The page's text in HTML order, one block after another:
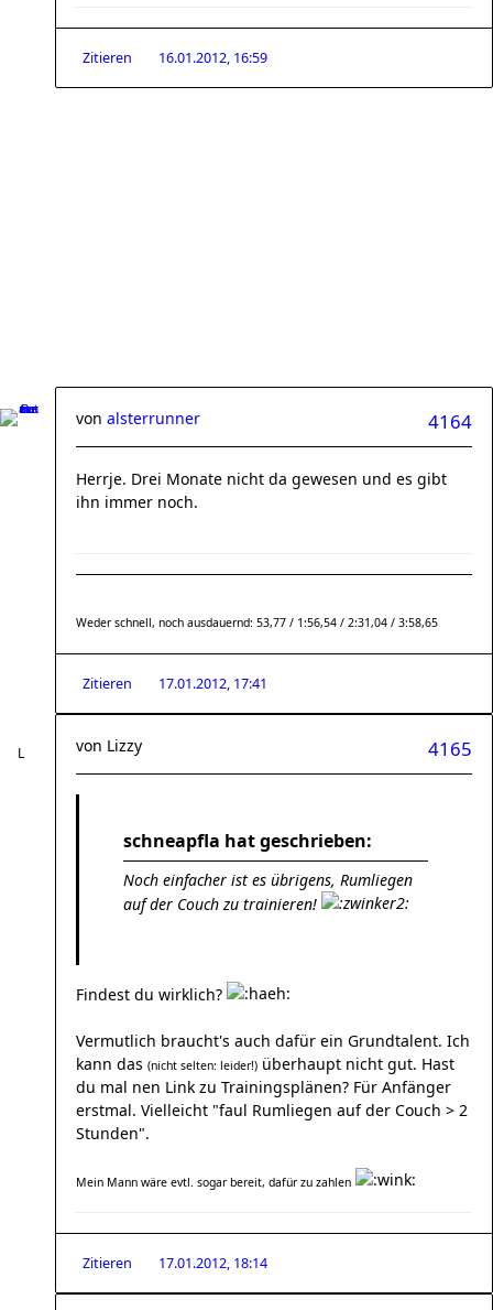
Zitieren 16.01.2012, 16:59
4164
von alsterrunner
Herrje. Drei Monate nicht da gewesen und es gibt
ihn immer noch.
Weder schnell, noch ausdauernd: 53,77 / 1:56,54 / 2:31,04 / 3:58,65
Zitieren 17.01.2012, 17:41
4165
von Lizzy
schneapfla hat geschrieben:
Noch einfacher ist es übrigens, Rumliegen
auf der Couch zu trainieren!
Findest du wirklich?
Vermutlich braucht's auch dafür ein Grundtalent. Ich
kann das (nicht selten: leider!) überhaupt nicht gut. Hast
du mal nen Link zu Trainingsplänen? Für Anfänger
erstmal. Vielleicht "faul Rumliegen auf der Couch > 2
Stunden".
Mein Mann wäre evtl. sogar bereit, dafür zu zahlen
Zitieren 17.01.2012, 18:14